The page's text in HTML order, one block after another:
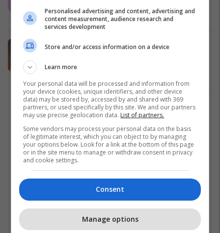
Yjet 17/11/2022
Cindy a je ti? Kaia Gerber ngjan
në edicionin e fundit
1
Personalised advertising and content, advertising and
content measurement, audience research and
services development
Store and/or access information on a device
Learn more
Your personal data will be processed and information from
your device (cookies, unique identifiers, and other device
data) may be stored by, accessed by and shared with 369
partners, or used specifically by this site. We and our partners
may use precise geolocation data. List of partners.
Some vendors may process your personal data on the basis
of legitimate interest, which you can object to by managing
your options below. Look for a link at the bottom of this page
or in the site menu to manage or withdraw consent in privacy
and cookie settings.
Consent
Manage options